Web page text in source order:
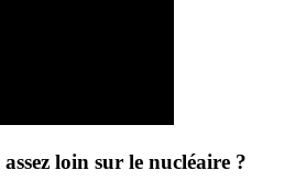
loin sur le nucléaire ?